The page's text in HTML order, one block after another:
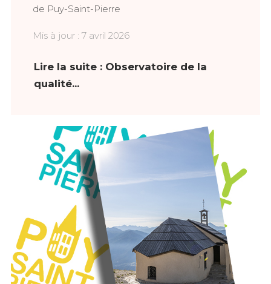
de Puy-Saint-Pierre
Mis à jour : 7 avril 2026
Lire la suite : Observatoire de la
qualité...